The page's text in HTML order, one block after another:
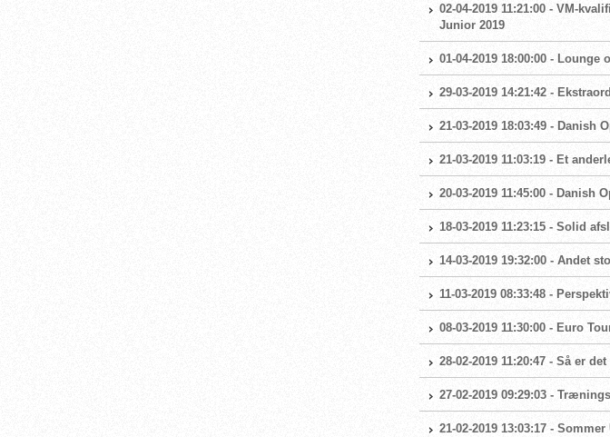
02-04-2019 11:21:00 - VM-
Junior 2019
01-04-2019 18:00:00 -
29-03-2019 14:21:42 -
21-03-2019 18:03:49 - Danish
21-03-2019 11:03:19 - Et
20-03-2019 11:45:00 -
18-03-2019 11:23:15 - Solid
14-03-2019 19:32:00 - Andet
11-03-2019 08:33:48 -
08-03-2019 11:30:00 - Euro
28-02-2019 11:20:47 - Så er
27-02-2019 09:29:03 -
21-02-2019 13:03:17 -